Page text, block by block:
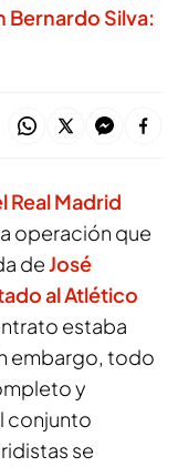
Bernardo Silva:
Real Madrid
operación que
deJosé
alAtlético
estaba
embargo, todo
y
conjunto
se